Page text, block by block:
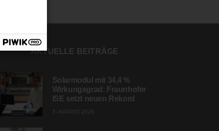
AKTUELLE BEITRÄGE
Solarmodul mit 34,4 %
Wirkungsgrad: Fraunhofer
ISE setzt neuen Rekord